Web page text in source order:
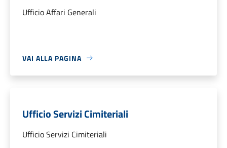
Ufficio Affari Generali
VAI ALLA PAGINA
Ufficio Servizi Cimiteriali
Ufficio Servizi Cimiteriali